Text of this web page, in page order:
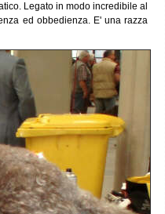
Legato in modo incredibile al
ed obbedienza. E' una razza